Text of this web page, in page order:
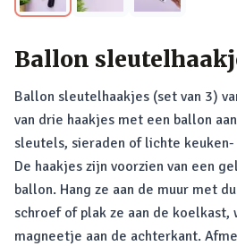
Ballon
Ballon sleutelhaakjes (set van 3)
van drie haakjes met een ballon
sleutels, sieraden of lichte keuken-
De haakjes zijn voorzien van een
ballon. Hang ze aan de muur met
schroef of plak ze aan de
magneetje aan de achterkant.